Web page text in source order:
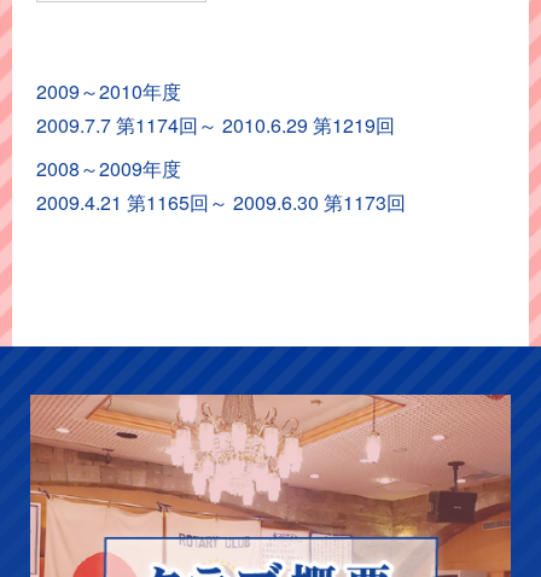
ア
ー
カ
イ
2009～2010年度
2009.7.7 第1174回～ 2010.6.29 第1219回
2008～2009年度
2009.4.21 第1165回～ 2009.6.30 第1173回